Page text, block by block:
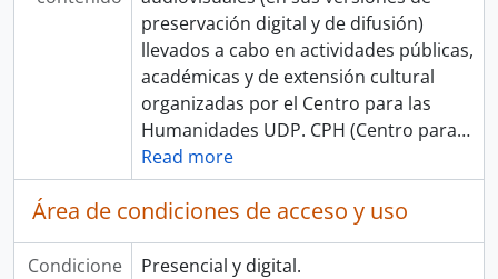
preservación digital y de difusión)
llevados a cabo en actividades públicas,
académicas y de extensión cultural
organizadas por el Centro para las
Humanidades UDP. CPH (Centro para…
Read more
Área de condiciones de acceso y uso
Condicione
Presencial y digital.